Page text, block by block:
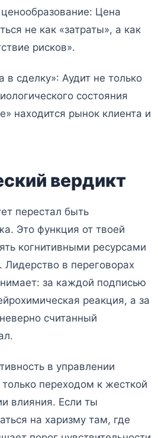
Цена
не как «затраты», а как
рисков».
сделку»: Аудит не только
состояния
находится рынок клиента и
вердикт
перестал быть
Это функция от твоей
когнитивными ресурсами
в переговорах
за каждой подписью
реакция, а за
считанный
в управлении
переходом к жесткой
влияния. Если ты
на харизму там, где